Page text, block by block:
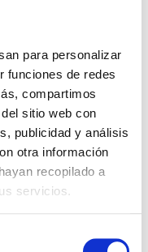
para personalizar
funciones de redes
compartimos
sitio web con
publicidad y análisis
otra información
recopilado a
servicios.
es uno de los
tecnologías con
de recursos
eficientes.
el máximo confort,
confort para mi